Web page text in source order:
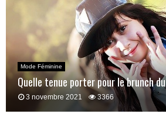
Mode Féminine
Quelle tenue porter pour le brunch
3 novembre 2021 3366